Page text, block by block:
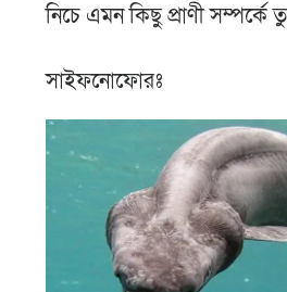
নিচে এমন কিছু প্রাণী সম্পর্কে
সাইফনোফোরঃ